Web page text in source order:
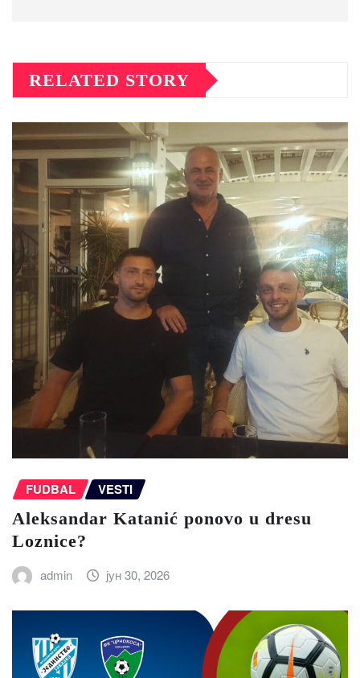
RELATED STORY
FUDBAL VESTI
Aleksandar Katanić ponovo u dresu
Loznice?
admin јун 30, 2026